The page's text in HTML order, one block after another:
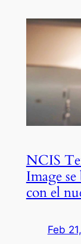
NCIS
Image
con el
Feb